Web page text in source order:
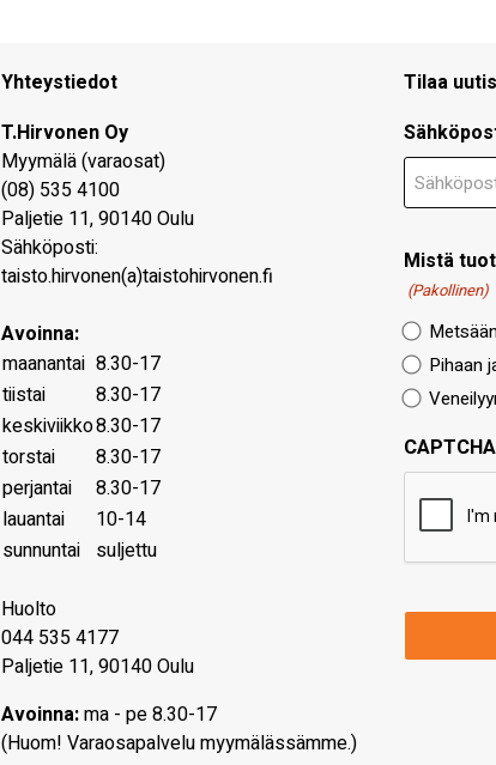
Yhteystiedot
T.Hirvonen Oy
Myymälä (varaosat)
(08) 535 4100
Paljetie 11,90140Oulu
Sähköposti:
taisto.hirvonen(a)taistohirvonen.fi
Avoinna:
maanantai 8.30-17
tiistai
8.30-17
keskiviikko8.30-17
torstai
8.30-17
perjantai
8.30-17
lauantai
10-14
sunnuntai suljettu
Huolto
044 535 4177
Paljetie 11, 90140 Oulu
Avoinna:ma - pe 8.30-17
(Huom! Varaosapalvelu myymälässämme.)
Tilaa
Mistä
(Pakollinen)
Pihaan
CAPTCHA